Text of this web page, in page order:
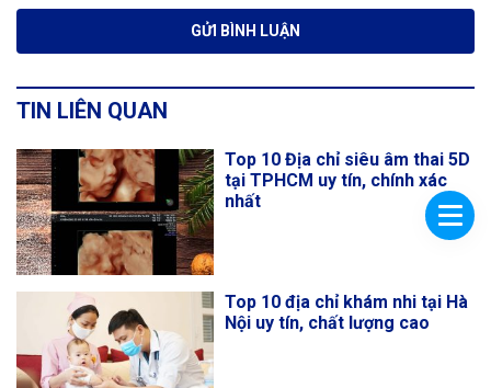
TIN LIÊN QUAN
Top 10 Địa chỉ siêu âm thai 5D
tại TPHCM uy tín, chính xác
nhất
Top 10 địa chỉ khám nhi tại Hà
Nội uy tín, chất lượng cao